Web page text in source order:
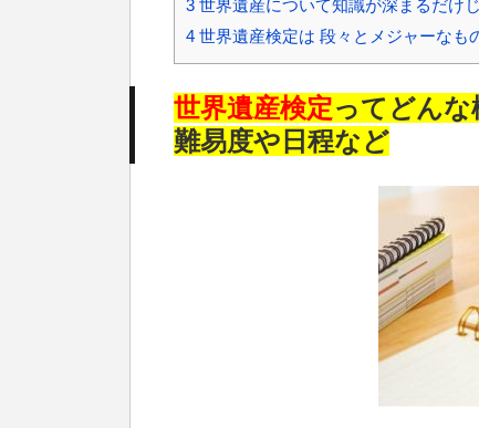
3 世界遺産について知識が深まるだけ
4 世界遺産検定は 段々とメジャーなも
世界遺産検定ってどんな
難易度や日程など